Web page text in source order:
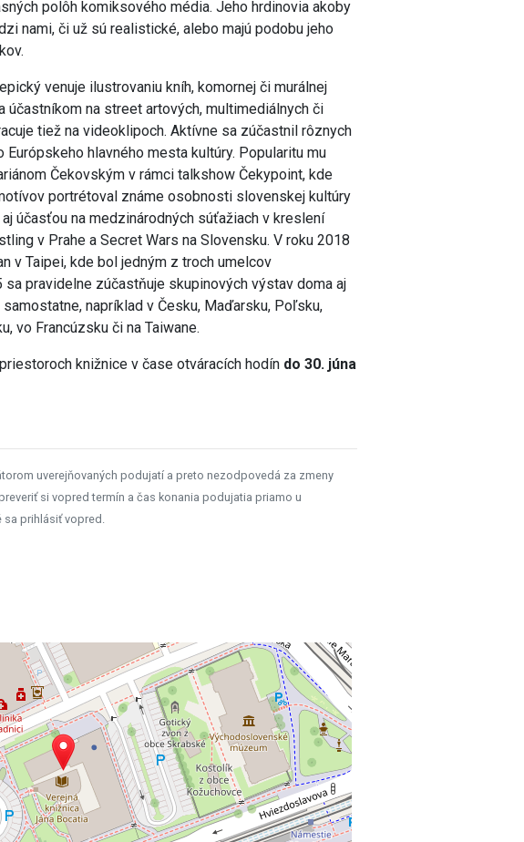
polôh komiksového média. Jeho hrdinovia akoby
nami, či už sú realistické, alebo majú podobu jeho
venuje ilustrovaniu kníh, komornej či murálnej
účastníkom na street artových, multimediálnych či
tiež na videoklipoch. Aktívne sa zúčastnil rôznych
hlavného mesta kultúry. Popularitu mu
Čekovským v rámci talkshow Čekypoint, kde
portrétoval známe osobnosti slovenskej kultúry
účasťou na medzinárodných súťažiach v kreslení
v Prahe a Secret Wars na Slovensku. V roku 2018
v Taipei, kde bol jedným z troch umelcov
sa pravidelne zúčastňuje skupinových výstav doma aj
napríklad v Česku, Maďarsku, Poľsku,
vo Francúzsku či na Taiwane.
knižnice v čase otváracích hodín do 30. júna
uverejňovaných podujatí a preto nezodpovedá za zmeny
si vopred termín a čas konania podujatia priamo u
sa prihlásiť vopred.